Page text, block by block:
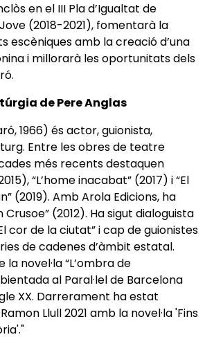
en el III Pla d’Igualtat de
(2018-2021), fomentarà la
escèniques amb la creació d’una
i millorarà les oportunitats dels
de Pere Anglas
1966) és actor, guionista,
Entre les obres de teatre
més recents destaquen
“L’home inacabat” (2017) i “El
(2019). Amb Arola Edicions, ha
(2012). Ha sigut dialoguista
cor de la ciutat” i cap de guionistes
de cadenes d’àmbit estatal.
novel·la “L’ombra de
al Paral·lel de Barcelona
XX. Darrerament ha estat
Llull 2021 amb la novel·la 'Fins